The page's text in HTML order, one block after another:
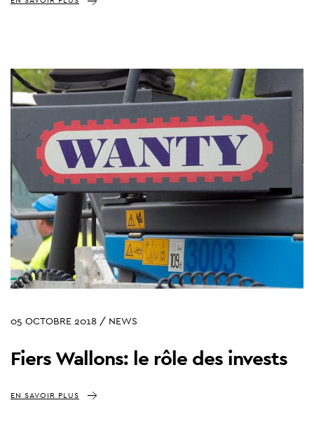
05 OCTOBRE 2018 / NEWS
Fiers Wallons: le rôle des invests
EN SAVOIR PLUS